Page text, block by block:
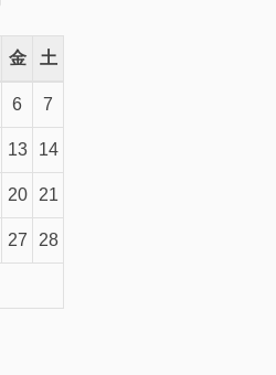
金 土
6 7
13 14
20 21
27 28